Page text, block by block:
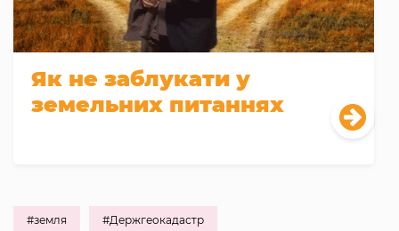
Як не заблукати у
земельних питаннях
#земля #Держгеокадастр